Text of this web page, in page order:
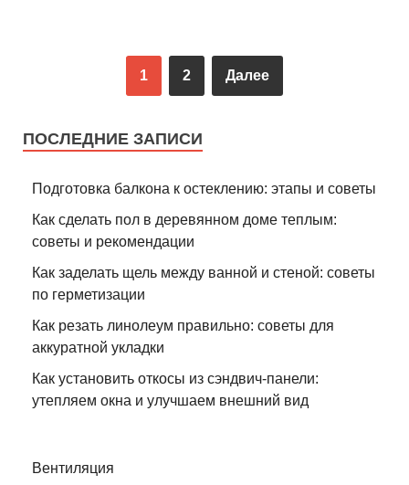
1 2 Далее
ПОСЛЕДНИЕ ЗАПИСИ
Подготовка балкона к остеклению: этапы и советы
Как сделать пол в деревянном доме теплым:
советы и рекомендации
Как заделать щель между ванной и стеной: советы
по герметизации
Как резать линолеум правильно: советы для
аккуратной укладки
Как установить откосы из сэндвич-панели:
утепляем окна и улучшаем внешний вид
Вентиляция